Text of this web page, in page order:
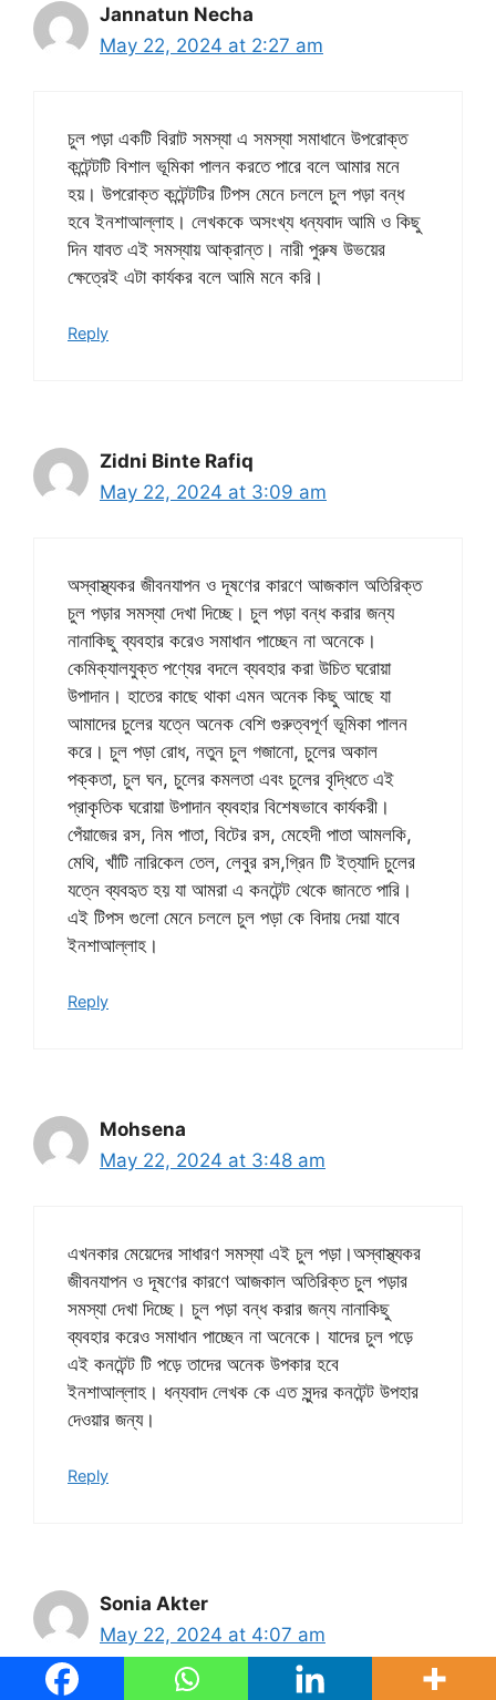
Jannatun Necha
May 22, 2024 at 2:27 am
চুল পড়া একটি বিরাট সমস্যা এ সমস্যা সমাধানে উপরোক্ত
কন্টেন্টটি বিশাল ভূমিকা পালন করতে পারে বলে আমার মনে
হয়। উপরোক্ত কন্টেন্টটির টিপস মেনে চললে চুল পড়া বন্ধ
হবে ইনশাআল্লাহ। লেখককে অসংখ্য ধন্যবাদ আমি ও কিছু
দিন যাবত এই সমস্যায় আক্রান্ত। নারী পুরুষ উভয়ের
ক্ষেত্রেই এটা কার্যকর বলে আমি মনে করি।
Reply
Zidni Binte Rafiq
May 22, 2024 at 3:09 am
অস্বাস্থ্যকর জীবনযাপন ও দূষণের কারণে আজকাল অতিরিক্ত
চুল পড়ার সমস্যা দেখা দিচ্ছে। চুল পড়া বন্ধ করার জন্য
নানাকিছু ব্যবহার করেও সমাধান পাচ্ছেন না অনেকে।
কেমিক্যালযুক্ত পণ্যের বদলে ব্যবহার করা উচিত ঘরোয়া
উপাদান। হাতের কাছে থাকা এমন অনেক কিছু আছে যা
আমাদের চুলের যত্নে অনেক বেশি গুরুত্বপূর্ণ ভূমিকা পালন
করে। চুল পড়া রোধ, নতুন চুল গজানো, চুলের অকাল
পক্কতা, চুল ঘন, চুলের কমলতা এবং চুলের বৃদ্ধিতে এই
প্রাকৃতিক ঘরোয়া উপাদান ব্যবহার বিশেষভাবে কার্যকরী।
পেঁয়াজের রস, নিম পাতা, বিটের রস, মেহেদী পাতা আমলকি,
মেথি, খাঁটি নারিকেল তেল, লেবুর রস,গ্রিন টি ইত্যাদি চুলের
যত্নে ব্যবহৃত হয় যা আমরা এ কনটেন্ট থেকে জানতে পারি।
এই টিপস গুলো মেনে চললে চুল পড়া কে বিদায় দেয়া যাবে
ইনশাআল্লাহ।
Reply
Mohsena
May 22, 2024 at 3:48 am
এখনকার মেয়েদের সাধারণ সমস্যা এই চুল পড়া।অস্বাস্থ্যকর
জীবনযাপন ও দূষণের কারণে আজকাল অতিরিক্ত চুল পড়ার
সমস্যা দেখা দিচ্ছে। চুল পড়া বন্ধ করার জন্য নানাকিছু
ব্যবহার করেও সমাধান পাচ্ছেন না অনেকে। যাদের চুল পড়ে
এই কনটেন্ট টি পড়ে তাদের অনেক উপকার হবে
ইনশাআল্লাহ। ধন্যবাদ লেখক কে এত সুন্দর কনটেন্ট উপহার
দেওয়ার জন্য।
Reply
Sonia Akter
May 22, 2024 at 4:07 am